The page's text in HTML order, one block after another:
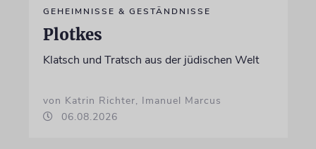
GEHEIMNISSE & GESTÄNDNISSE
Plotkes
Klatsch und Tratsch aus der jüdischen Welt
von Katrin Richter, Imanuel Marcus
06.08.2026